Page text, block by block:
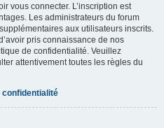
vous connecter. L’inscription est
Les administrateurs du forum
aux utilisateurs inscrits.
pris connaissance de nos
de confidentialité. Veuillez
attentivement toutes les règles du
confidentialité